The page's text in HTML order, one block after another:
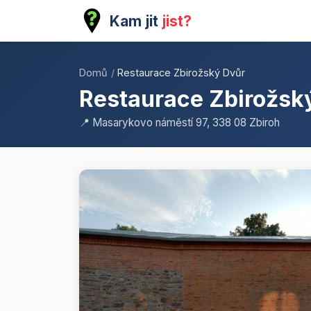
Kam jit jist?
Domů / Restaurace Zbirožský Dvůr
Restaurace
📍 Masarykovo náměstí 97, 338 08 Zbiroh